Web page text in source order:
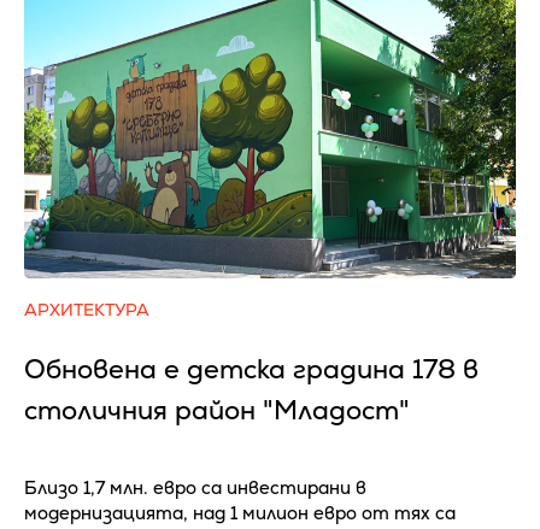
АРХИТЕКТУРА
Обновена е детска градина 178 в
столичния район "Младост"
Близо 1,7 млн. евро са инвестирани в
модернизацията, над 1 милион евро от тях са